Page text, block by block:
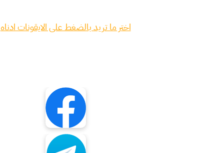
اختر ما تريد بالضغط على الايقونات ادناه